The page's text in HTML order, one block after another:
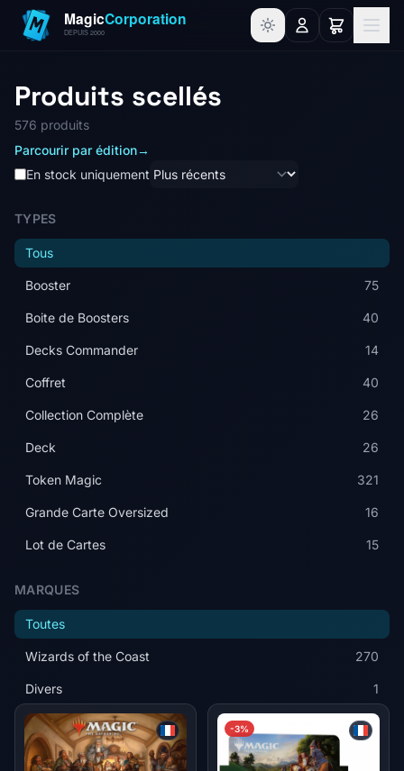
Produits scellés
576 produits
Parcourir par édition→
En stock uniquement
TYPES
Tous
Booster 75
Boite de Boosters 40
Decks Commander 14
Coffret 40
Collection Complète 26
Deck 26
Token Magic 321
Grande Carte Oversized 16
Lot de Cartes 15
MARQUES
Toutes
Wizards of the Coast 270
Divers 1
-3%